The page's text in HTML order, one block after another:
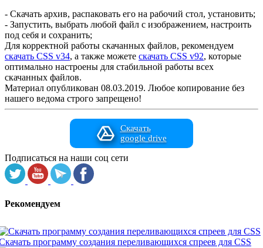
- Скачать архив, распаковать его на рабочий стол, установить;
- Запустить, выбрать любой файл с изображением, настроить
под себя и сохранить;
Для корректной работы скачанных файлов, рекомендуем
скачать CSS v34, а также можете скачать CSS v92, которые
оптимально настроены для стабильной работы всех
скачанных файлов.
Материал опубликован 08.03.2019. Любое копирование без
нашего ведома строго запрещено!
Скачать
google drive
Подписаться на наши соц сети
Рекомендуем
программу создания переливающихся спреев для CSS